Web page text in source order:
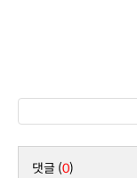
댓글 (0)